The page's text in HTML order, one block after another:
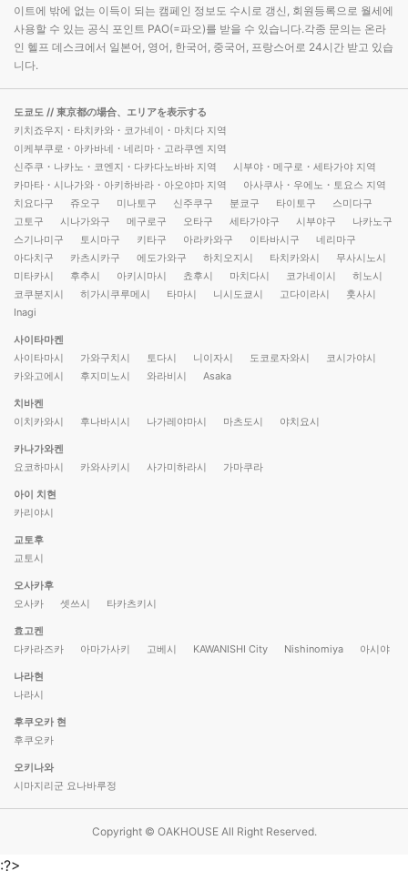
이트에 밖에 없는 이득이 되는 캠페인 정보도 수시로 갱신, 회원등록으로 월세에
사용할 수 있는 공식 포인트 PAO(=파오)를 받을 수 있습니다.각종 문의는 온라
인 헬프 데스크에서 일본어, 영어, 한국어, 중국어, 프랑스어로 24시간 받고 있습
니다.
도쿄도 // 東京都の場合、エリアを表示する
키치죠우지・타치카와・코가네이・마치다 지역
이케부쿠로・아카바네・네리마・고라쿠엔 지역
신주쿠・나카노・코엔지・다카다노바바 지역
시부야・메구로・세타가야 지역
카마타・시나가와・아키하바라・아오야마 지역
아사쿠사・우에노・토요스 지역
치요다구
쥬오구 미나토구 신주쿠구 분쿄구 타이토구
스미다구
고토구
시나가와구 메구로구 오타구 세타가야구 시부야구
나카노구
스기나미구
토시마구 키타구 아라카와구 이타바시구
네리마구
아다치구
카츠시카구 에도가와구 하치오지시 타치카와시
무사시노시
미타카시
후추시 아키시마시 쵸후시 마치다시 코가네이시
히노시
코쿠분지시
히가시쿠루메시 타마시 니시도쿄시 고다이라시
훗사시
Inagi
사이타마켄
사이타마시
가와구치시 토다시 니이자시 도코로자와시
코시가야시
카와고에시
후지미노시 와라비시 Asaka
치바켄
이치카와시
후나바시시 나가레야마시 마츠도시 야치요시
카나가와켄
요코하마시
카와사키시 사가미하라시 가마쿠라
아이 치현
카리야시
교토후
교토시
오사카후
오사카
셋쓰시 타카츠키시
효고켄
다카라즈카
아마가사키 고베시 KAWANISHI City Nishinomiya 아시야
나라현
나라시
후쿠오카 현
후쿠오카
오키나와
시마지리군 요나바루정
Copyright © OAKHOUSE All Right Reserved.
:?>